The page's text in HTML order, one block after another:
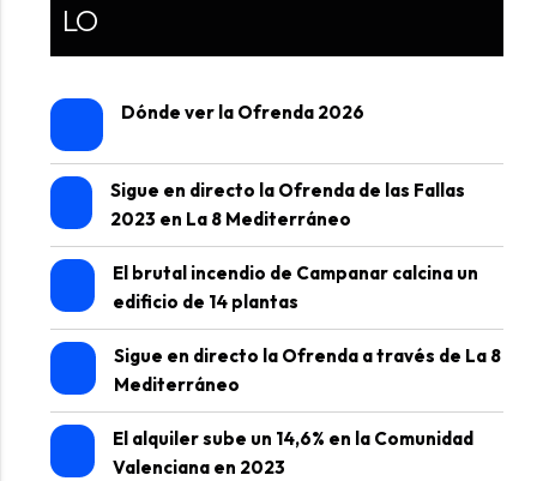
LO
Dónde ver la Ofrenda 2026
Sigue en directo la Ofrenda de las Fallas
2023 en La 8 Mediterráneo
El brutal incendio de Campanar calcina un
edificio de 14 plantas
Sigue en directo la Ofrenda a través de La 8
Mediterráneo
El alquiler sube un 14,6% en la Comunidad
Valenciana en 2023